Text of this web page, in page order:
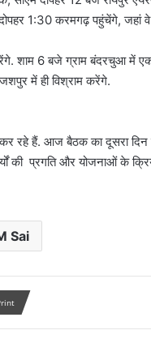
1:30 करमगढ़ पहुंचेंगे, जहां वे
शाम 6 बजे ग्राम बंदरचुआ में
में ही विश्राम करेंगे.
कर रहे हैं. आज बैठक का दूसरा
की प्रगति और योजनाओं के
Sai